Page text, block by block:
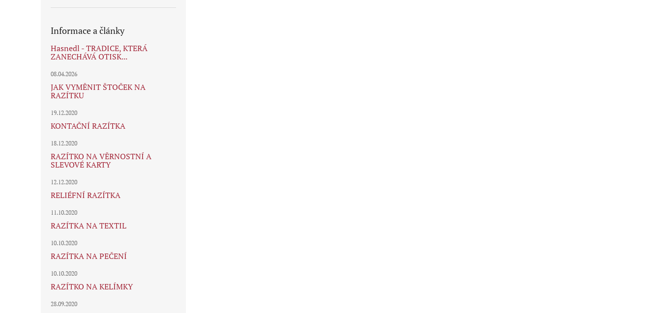
Informace a články
Hasnedl - TRADICE, KTERÁ
ZANECHÁVÁ OTISK...
08.04.2026
JAK VYMĚNIT ŠTOČEK NA
RAZÍTKU
19.12.2020
KONTAČNÍ RAZÍTKA
18.12.2020
RAZÍTKO NA VĚRNOSTNÍ A
SLEVOVÉ KARTY
12.12.2020
RELIÉFNÍ RAZÍTKA
11.10.2020
RAZÍTKA NA TEXTIL
10.10.2020
RAZÍTKA NA PEČENÍ
10.10.2020
RAZÍTKO NA KELÍMKY
28.09.2020